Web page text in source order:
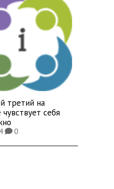
третий на
чувствует себя
K0